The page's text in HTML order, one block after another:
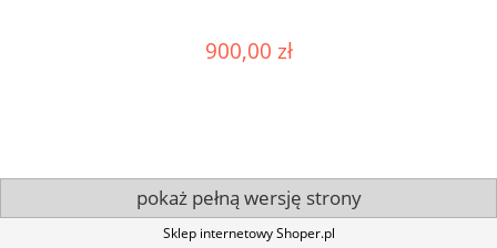
900,00 zł
pokaż pełną wersję strony
Sklep internetowy Shoper.pl